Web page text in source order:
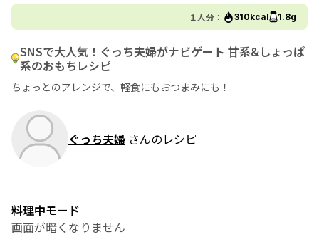
１人分： 310kcal 1.8g
SNSで大人気！ぐっち夫婦がナビゲート 甘系&しょっぱ
系のおもちレシピ
ちょっとのアレンジで、軽食にもおつまみにも！
ぐっち夫婦 さんのレシピ
料理中モード
画面が暗くなりません